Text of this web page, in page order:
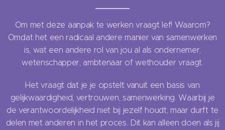
Om met deze aanpak te werken vraagt lef! Waarom?
Omdat het een radicaal andere manier van samenwerken
is, wat een andere rol van jou al als ondernemer,
wetenschapper, ambtenaar of wethouder vraagt.
Het vraagt dat je je opstelt vanuit een basis van
gelijkwaardigheid, vertrouwen, samenwerking. Waarbij je
de verantwoordelijkheid niet bij jezelf houdt, maar durft te
delen met anderen in het proces. Dit kan alleen doen als jij